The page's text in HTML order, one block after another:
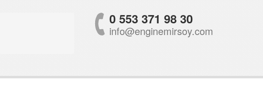
0 553 371 98 30
info@enginemirsoy.com